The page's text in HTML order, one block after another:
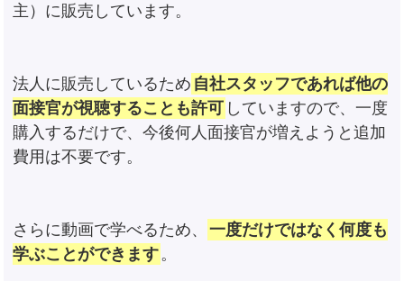
主）に販売しています。
法人に販売しているため 自社スタッフであれば他の
面接官が視聴することも許可 していますので、一度
購入するだけで、今後何人面接官が増えようと追加
費用は不要です。
さらに動画で学べるため、 一度だけではなく何度も
学ぶことができます 。